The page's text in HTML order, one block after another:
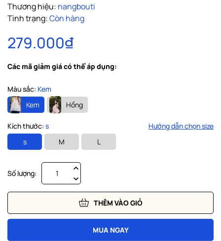
Thương hiệu: nangbouti
Tình trạng:Còn hàng
279.000₫
Các mã giảm giá có thể áp dụng:
Màu sắc: Kem
Kem
Hồng
Kích thước: s
Hướng dẫn chọn size
s
M L
Số lượng:
THÊM VÀO GIỎ
MUA NGAY